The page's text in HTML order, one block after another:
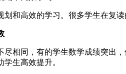
高效的学习。很多学生在复读
同，有的学生数学成绩突出，
生高效提升。